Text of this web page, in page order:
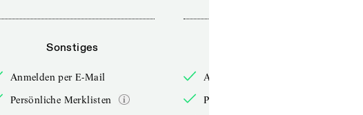
Sonstiges
Anmelden per E-Mail
Persönliche Merklisten
Anmelden per E-Mail
Persönliche Merklisten